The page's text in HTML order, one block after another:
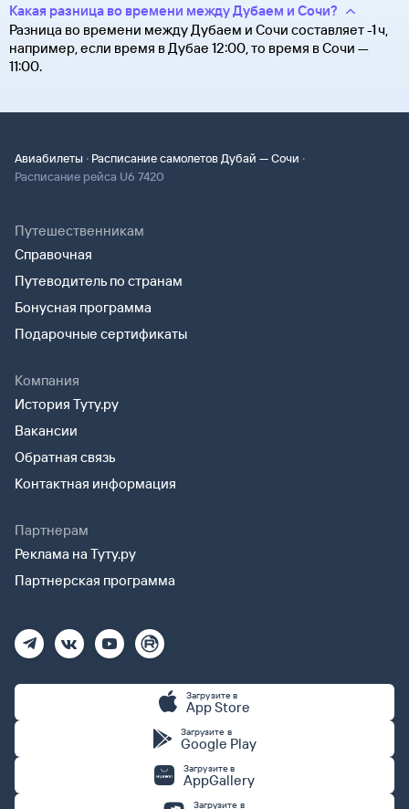
Какая разница во времени между Дубаем и Сочи?
Разница во времени между Дубаем и Сочи составляет -1 ч,
например, если время в Дубае 12:00, то время в Сочи —
11:00.
Авиабилеты · Расписание самолетов Дубай — Сочи ·
Расписание рейса U6 7420
Путешественникам
Справочная
Путеводитель по странам
Бонусная программа
Подарочные сертификаты
Компания
История Туту.ру
Вакансии
Обратная связь
Контактная информация
Партнерам
Реклама на Туту.ру
Партнерская программа
Загрузите в
App Store
Загрузите в
Google Play
Загрузите в
AppGallery
Загрузите в